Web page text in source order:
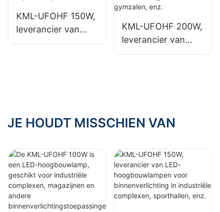
oepassingen.
andere
binnenverlichtingst
oepassingen.
KML-UFOHF 150W,
leverancier van
LED-
sporthallen, enz.
KML-UFOHF 200W,
leverancier van
LED-
en, gymzalen, enz.
JE HOUDT MISSCHIEN VAN